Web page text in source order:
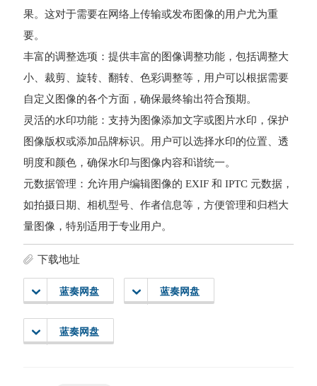
果。这对于需要在网络上传输或发布图像的用户尤为重
要。
丰富的调整选项：提供丰富的图像调整功能，包括调整大
小、裁剪、旋转、翻转、色彩调整等，用户可以根据需要
自定义图像的各个方面，确保最终输出符合预期。
灵活的水印功能：支持为图像添加文字或图片水印，保护
图像版权或添加品牌标识。用户可以选择水印的位置、透
明度和颜色，确保水印与图像内容和谐统一。
元数据管理：允许用户编辑图像的 EXIF 和 IPTC 元数据，
如拍摄日期、相机型号、作者信息等，方便管理和归档大
量图像，特别适用于专业用户。
下载地址
蓝奏网盘 蓝奏网盘
蓝奏网盘